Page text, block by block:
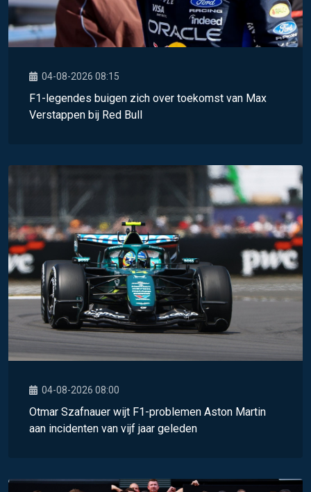
04-08-2026 08:15
F1-legendes buigen zich over toekomst van Max
Verstappen bij Red Bull
04-08-2026 08:00
Otmar Szafnauer wijt F1-problemen Aston Martin
aan incidenten van vijf jaar geleden